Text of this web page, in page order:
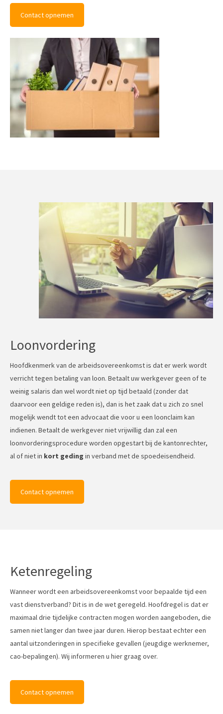
Contact opnemen
Loonvordering
Hoofdkenmerk van de arbeidsovereenkomst is dat er werk wordt
verricht tegen betaling van loon. Betaalt uw werkgever geen of te
weinig salaris dan wel wordt niet op tijd betaald (zonder dat
daarvoor een geldige reden is), dan is het zaak dat u zich zo snel
mogelijk wendt tot een advocaat die voor u een loonclaim kan
indienen. Betaalt de werkgever niet vrijwillig dan zal een
loonvorderingsprocedure worden opgestart bij de kantonrechter,
al of niet in kort geding in verband met de spoedeisendheid.
Contact opnemen
Ketenregeling
Wanneer wordt een arbeidsovereenkomst voor bepaalde tijd een
vast dienstverband? Dit is in de wet geregeld. Hoofdregel is dat er
maximaal drie tijdelijke contracten mogen worden aangeboden, die
samen niet langer dan twee jaar duren. Hierop bestaat echter een
aantal uitzonderingen in specifieke gevallen (jeugdige werknemer,
cao-bepalingen). Wij informeren u hier graag over.
Contact opnemen